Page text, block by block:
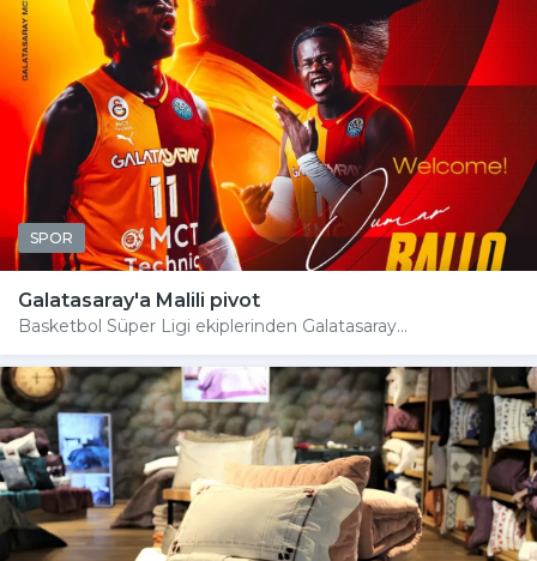
SPOR
Galatasaray'a Malili pivot
Basketbol Süper Ligi ekiplerinden Galatasaray...